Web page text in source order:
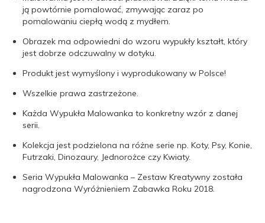
ją powtórnie pomalować, zmywając zaraz po
pomalowaniu ciepłą wodą z mydłem.
Obrazek ma odpowiedni do wzoru wypukły kształt, który
jest dobrze odczuwalny w dotyku.
Produkt jest wymyślony i wyprodukowany w Polsce!
Wszelkie prawa zastrzeżone.
Każda Wypukła Malowanka to konkretny wzór z danej
serii.
Kolekcja jest podzielona na różne serie np. Koty, Psy, Konie,
Futrzaki, Dinozaury, Jednorożce czy Kwiaty.
Seria Wypukła Malowanka – Zestaw Kreatywny została
nagrodzona Wyróżnieniem Zabawka Roku 2018.